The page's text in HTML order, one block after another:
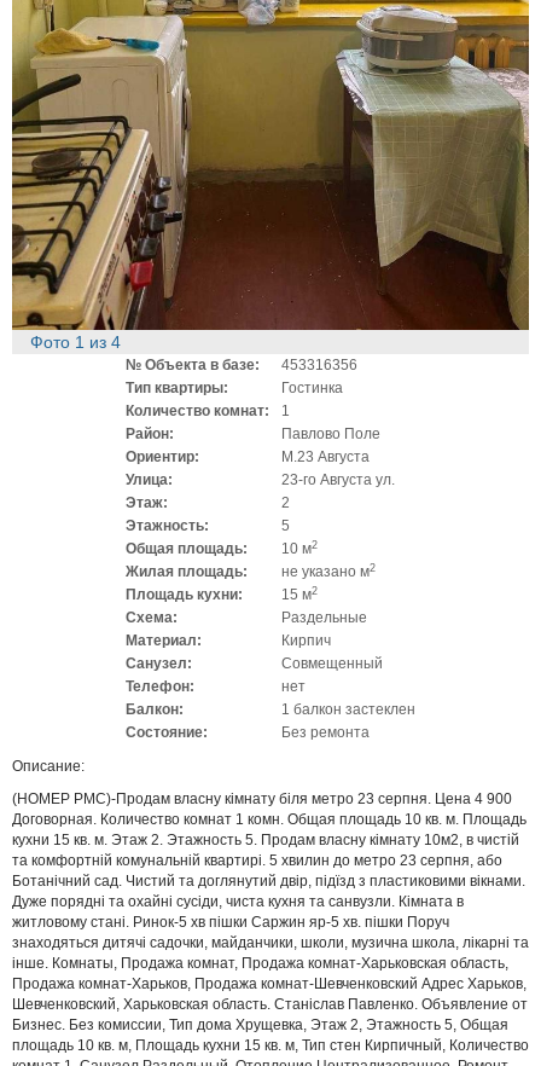
Фото 1 из 4
№ Объекта в базе:
453316356
Тип квартиры:
Гостинка
Количество комнат:
1
Район:
Павлово Поле
Ориентир:
М.23 Августа
Улица:
23-го Августа ул.
Этаж:
2
Этажность:
5
Общая площадь:
10 м2
Жилая площадь: не указано м2
Площадь кухни: 15 м2
Схема:
Раздельные
Материал:
Кирпич
Санузел:
Совмещенный
Телефон:
нет
Балкон:
1 балкон застеклен
Состояние:
Без ремонта
Описание:
(НОМЕР PMC)-Продам власну кімнату біля метро 23 серпня. Цена 4 900
Договорная. Количество комнат 1 комн. Общая площадь 10 кв. м. Площадь
кухни 15 кв. м. Этаж 2. Этажность 5. Продам власну кімнату 10м2, в чистій
та комфортній комунальній квартирі. 5 хвилин до метро 23 серпня, або
Ботанічний сад. Чистий та доглянутий двір, підїзд з пластиковими вікнами.
Дуже порядні та охайні сусіди, чиста кухня та санвузли. Кімната в
житловому стані. Ринок-5 хв пішки Саржин яр-5 хв. пішки Поруч
знаходяться дитячі садочки, майданчики, школи, музична школа, лікарні та
інше. Комнаты, Продажа комнат, Продажа комнат-Харьковская область,
Продажа комнат-Харьков, Продажа комнат-Шевченковский Адрес Харьков,
Шевченковский, Харьковская область. Станіслав Павленко. Объявление от
Бизнес. Без комиссии, Тип дома Хрущевка, Этаж 2, Этажность 5, Общая
площадь 10 кв. м, Площадь кухни 15 кв. м, Тип стен Кирпичный, Количество